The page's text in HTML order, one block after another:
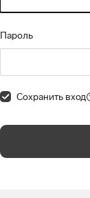
Пароль
Сохранить вход